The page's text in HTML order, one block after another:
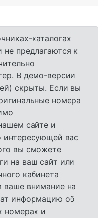
каталогах
не предлагаются к
В демо-версии
скрыты. Если вы
номера
сайте и
интересующей вас
вы сможете
на ваш сайт или
кабинета
ваше внимание на
информацию об
номерах и